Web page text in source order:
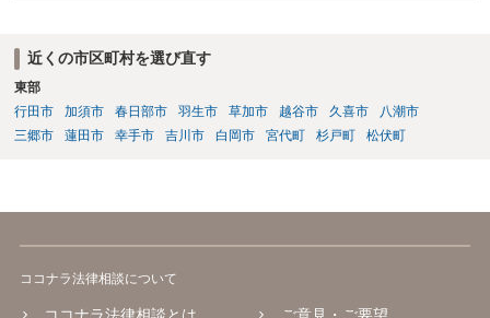
近くの市区町村を選び直す
東部
行田市
加須市 春日部市 羽生市 草加市 越谷市 久喜市
八潮市
三郷市
蓮田市 幸手市 吉川市 白岡市 宮代町 杉戸町 松伏町
ココナラ法律相談について